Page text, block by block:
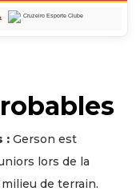
Cruzeiro Esporte Clube
: Gerson est
lors de la
de terrain.